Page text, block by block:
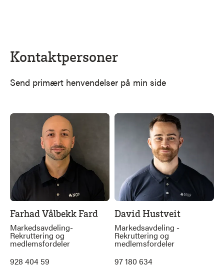
Kontaktpersoner
Send primært henvendelser på min side
Farhad Vålbekk Fard
Markedsavdeling-
Rekruttering og
medlemsfordeler
928 404 59
David Hustveit
Markedsavdeling -
Rekruttering og
medlemsfordeler
97 180 634